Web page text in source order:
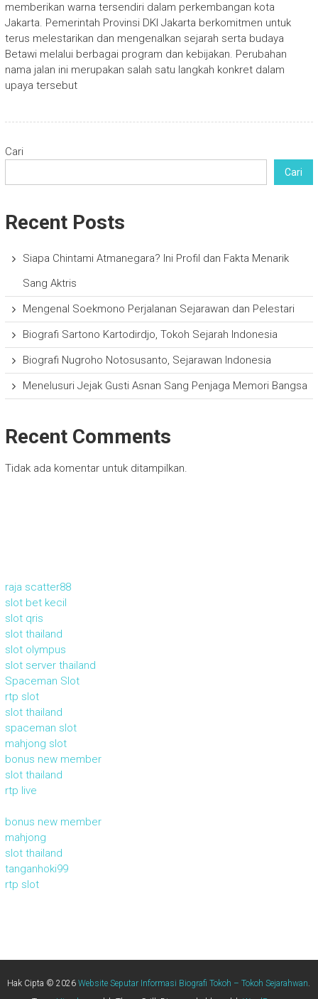
memberikan warna tersendiri dalam perkembangan kota
Jakarta. Pemerintah Provinsi DKI Jakarta berkomitmen untuk
terus melestarikan dan mengenalkan sejarah serta budaya
Betawi melalui berbagai program dan kebijakan. Perubahan
nama jalan ini merupakan salah satu langkah konkret dalam
upaya tersebut
Cari
Cari
Recent Posts
Siapa Chintami Atmanegara? Ini Profil dan Fakta Menarik
Sang Aktris
Mengenal Soekmono Perjalanan Sejarawan dan Pelestari
Biografi Sartono Kartodirdjo, Tokoh Sejarah Indonesia
Biografi Nugroho Notosusanto, Sejarawan Indonesia
Menelusuri Jejak Gusti Asnan Sang Penjaga Memori Bangsa
Recent Comments
Tidak ada komentar untuk ditampilkan.
raja scatter88
slot bet kecil
slot qris
slot thailand
slot olympus
slot server thailand
Spaceman Slot
rtp slot
slot thailand
spaceman slot
mahjong slot
bonus new member
slot thailand
rtp live
bonus new member
mahjong
slot thailand
tanganhoki99
rtp slot
Hak Cipta © 2026Website Seputar Informasi Biografi Tokoh – Tokoh Sejarahwan.